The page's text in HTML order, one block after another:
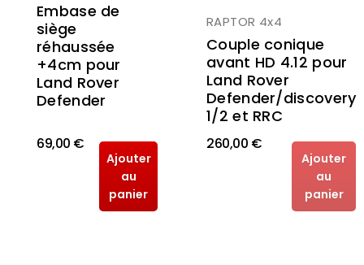
Embase de
siège
réhaussée
+4cm pour
Land Rover
Defender
69,00 €
Ajouter
au
panier
RAPTOR 4x4
Couple conique
avant HD 4.12 pour
Land Rover
Defender/discovery
1/2 et RRC
260,00 €
Ajouter
au
panier